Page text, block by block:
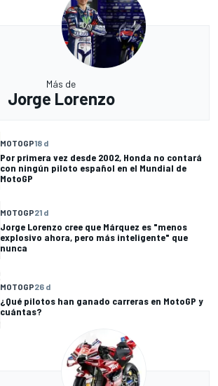
Más de
Jorge Lorenzo
MOTOGP18 d
Por primera vez desde 2002, Honda no contará
con ningún piloto español en el Mundial de
MotoGP
MOTOGP21 d
Jorge Lorenzo cree que Márquez es "menos
explosivo ahora, pero más inteligente" que
nunca
MOTOGP26 d
¿Qué pilotos han ganado carreras en MotoGP y
cuántas?